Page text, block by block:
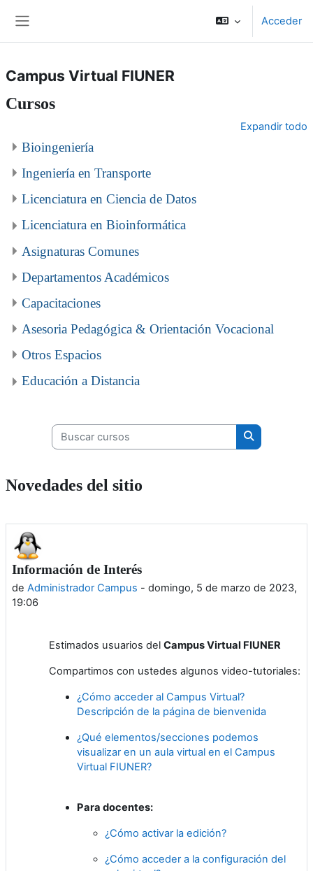
Acceder
Campus Virtual FIUNER
Cursos
Expandir todo
Bioingeniería
Ingeniería en Transporte
Licenciatura en Ciencia de Datos
Licenciatura en Bioinformática
Asignaturas Comunes
Departamentos Académicos
Capacitaciones
Asesoria Pedagógica & Orientación Vocacional
Otros Espacios
Educación a Distancia
Buscar cursos
Buscar
Novedades del sitio
Información de Interés
de Administrador Campus - domingo, 5 de marzo de 2023,
19:06
Estimados usuarios del Campus Virtual FIUNER
Compartimos con ustedes algunos video-tutoriales:
¿Cómo acceder al Campus Virtual?
Descripción de la página de bienvenida
¿Qué elementos/secciones podemos
visualizar en un aula virtual en el Campus
Virtual FIUNER?
Para docentes:
¿Cómo activar la edición?
¿Cómo acceder a la configuración del